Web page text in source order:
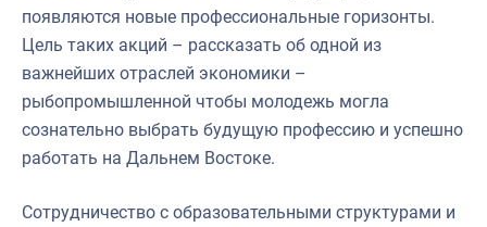
появляются новые профессиональные горизонты.
Цель таких акций – рассказать об одной из
важнейших отраслей экономики –
рыбопромышленной чтобы молодежь могла
сознательно выбрать будущую профессию и успешно
работать на Дальнем Востоке.
Сотрудничество с образовательными структурами и